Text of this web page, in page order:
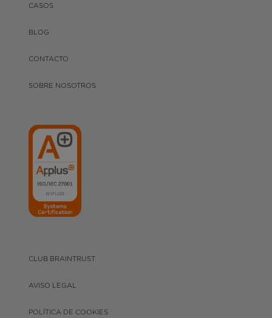
CASOS
BLOG
CONTACTO
SOBRE NOSOTROS
CLUB BRAINTRUST
AVISO LEGAL
POLÍTICA DE COOKIES